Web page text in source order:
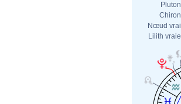
Pluton
Chiron
Nœud vrai
Lilith vraie